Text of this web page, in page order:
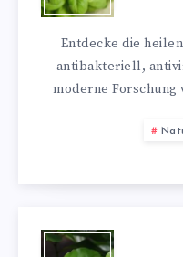
Entdecke die
antibakteriell,
moderne